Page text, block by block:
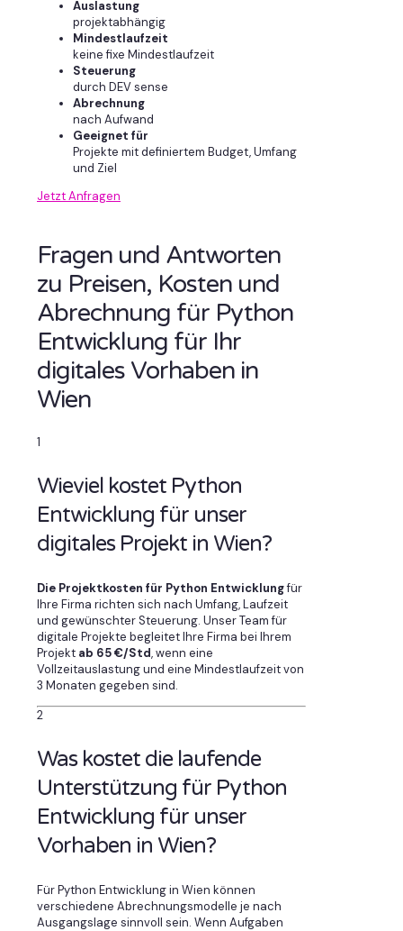
Auslastung
projektabhängig
Mindestlaufzeit
keine fixe Mindestlaufzeit
Steuerung
durch DEV sense
Abrechnung
nach Aufwand
Geeignet für
Projekte mit definiertem Budget, Umfang
und Ziel
Jetzt Anfragen
Fragen und Antworten
zu Preisen, Kosten und
Abrechnung für Python
Entwicklung für Ihr
digitales Vorhaben in
Wien
1
Wieviel kostet Python
Entwicklung für unser
digitales Projekt in Wien?
Die Projektkosten für Python Entwicklungfür
Ihre Firma richten sich nach Umfang, Laufzeit
und gewünschter Steuerung. Unser Team für
digitale Projekte begleitet Ihre Firma bei Ihrem
Projekt ab 65 €/Std, wenn eine
Vollzeitauslastung und eine Mindestlaufzeit von
3 Monaten gegeben sind.
2
Was kostet die laufende
Unterstützung für Python
Entwicklung für unser
Vorhaben in Wien?
Für Python Entwicklung in Wien können
verschiedene Abrechnungsmodelle je nach
Ausgangslage sinnvoll sein. Wenn Aufgaben